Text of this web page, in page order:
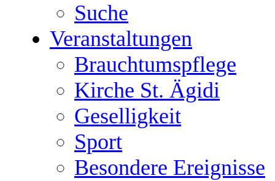
Suche
Veranstaltungen
Brauchtumspflege
Kirche St. Ägidi
Geselligkeit
Sport
Besondere Ereignisse